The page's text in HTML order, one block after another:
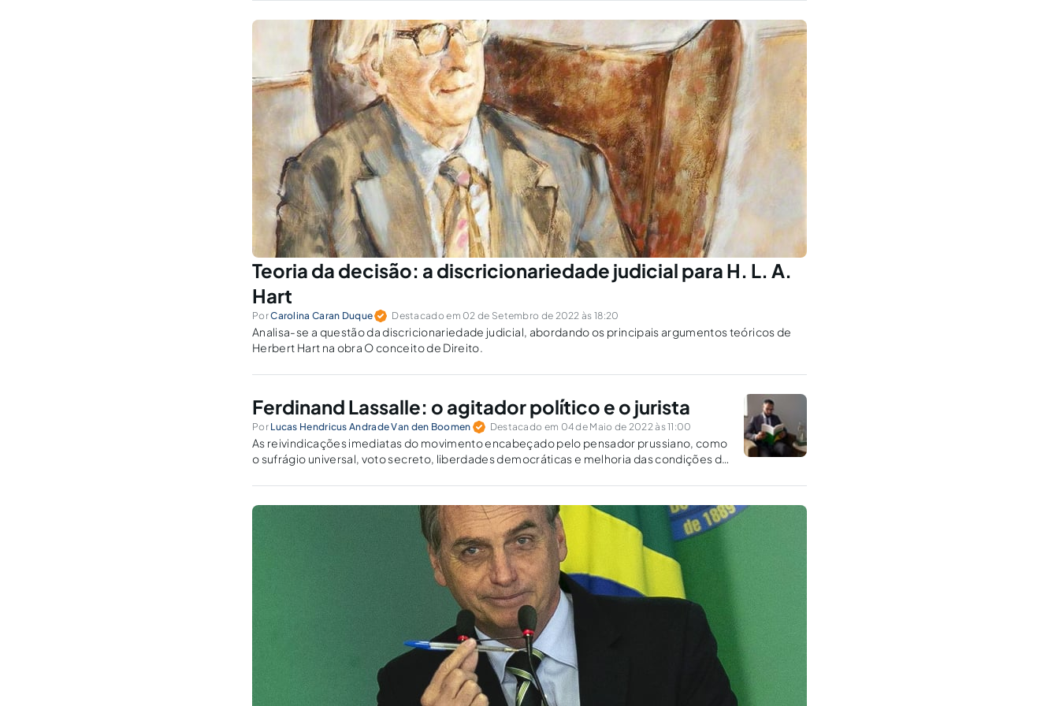
Teoria da decisão: a discricionariedade judicial para H. L. A.
Hart
PorCarolina Caran Duque Destacado em 02 de Setembro de 2022 às 18:20
Analisa-se a questão da discricionariedade judicial, abordando os principais argumentos teóricos de
Herbert Hart na obra O conceito de Direito.
Ferdinand Lassalle: o agitador político e o jurista
Por Lucas Hendricus Andrade Van den Boomen Destacado em 04 de Maio de 2022 às 11:00
As reivindicações imediatas do movimento encabeçado pelo pensador prussiano, como
o sufrágio universal, voto secreto, liberdades democráticas e melhoria das condições de
seguiram após sua morte.